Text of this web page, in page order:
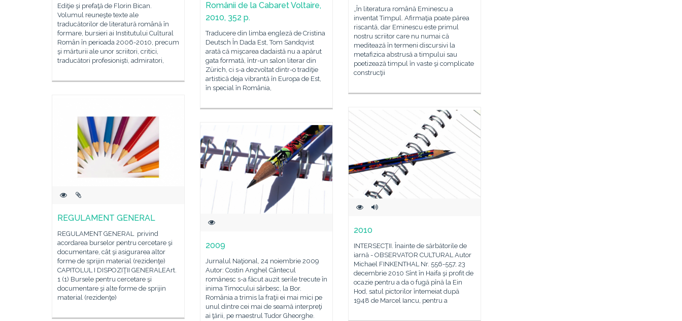
„În literatura română Eminescu a
inventat Timpul. Afirmaţia poate părea
riscantă, dar Eminescu este primul
nostru scriitor care nu numai că
meditează în termeni discursivi la
metafizica abstrusă a timpului sau
poetizează timpul în vaste şi complicate
construcţii
Ediţie şi prefaţă de Florin Bican.
Volumul reuneşte texte ale
traducătorilor de literatură română în
formare, bursieri ai Institutului Cultural
Român în perioada 2006-2010, precum
şi mărturii ale unor scriitori, critici,
traducători profesionişti, admiratori,
Românii de la Cabaret Voltaire,
2010, 352 p.
Traducere din limba engleză de Cristina
Deutsch În Dada Est, Tom Sandqvist
arată că mişcarea dadaistă nu a apărut
gata formată, într-un salon literar din
Zürich, ci s-a dezvoltat dintr-o tradiţie
artistică deja vibrantă în Europa de Est,
în special în România,
REGULAMENT GENERAL
REGULAMENT GENERAL privind
acordarea burselor pentru cercetare şi
documentare, cât şi asigurarea altor
forme de sprijin material (rezidenţe)
CAPITOLUL I DISPOZIŢII GENERALEArt.
1 (1) Bursele pentru cercetare şi
documentare şi alte forme de sprijin
material (rezidenţe)
2010
INTERSECŢII. Înainte de sărbătorile de
iarnă - OBSERVATOR CULTURAL Autor
Michael FINKENTHAL Nr. 556-557, 23
decembrie 2010 Sînt în Haifa şi profit de
ocazie pentru a da o fugă pînă la Ein
Hod, satul pictorilor întemeiat după
1948 de Marcel Iancu, pentru a
2009
Jurnalul Naţional, 24 noiembrie 2009
Autor: Costin Anghel Cântecul
românesc s-a făcut auzit serile trecute în
inima Timocului sârbesc, la Bor.
România a trimis la fraţii ei mai mici pe
unul dintre cei mai de seamă interpreţi
ai ţării, pe maestrul Tudor Gheorghe.